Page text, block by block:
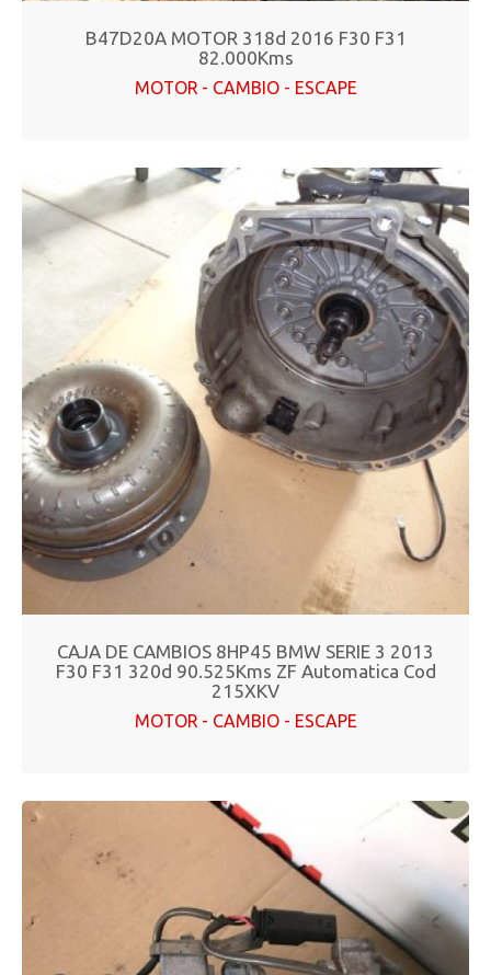
B47D20A MOTOR 318d 2016 F30 F31
82.000Kms
MOTOR - CAMBIO - ESCAPE
CAJA DE CAMBIOS 8HP45 BMW SERIE 3 2013
F30 F31 320d 90.525Kms ZF Automatica Cod
215XKV
MOTOR - CAMBIO - ESCAPE